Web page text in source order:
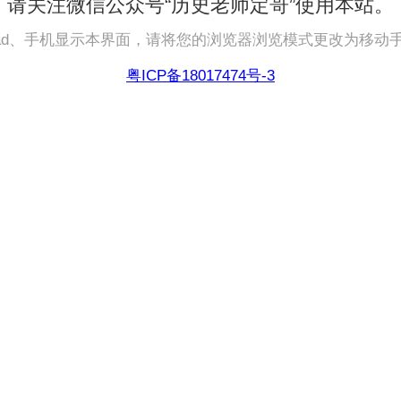
请关注微信公众号“历史老师定哥”使用本站。
、手机显示本界面，请将您的浏览器浏览模式更改为移动
粤ICP备18017474号-3